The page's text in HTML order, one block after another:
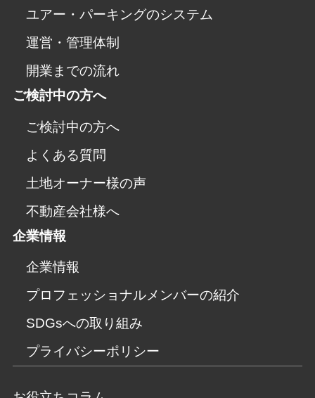
ユアー・パーキングのシステム
運営・管理体制
開業までの流れ
ご検討中の方へ
ご検討中の方へ
よくある質問
土地オーナー様の声
不動産会社様へ
企業情報
企業情報
プロフェッショナルメンバーの紹介
SDGsへの取り組み
プライバシーポリシー